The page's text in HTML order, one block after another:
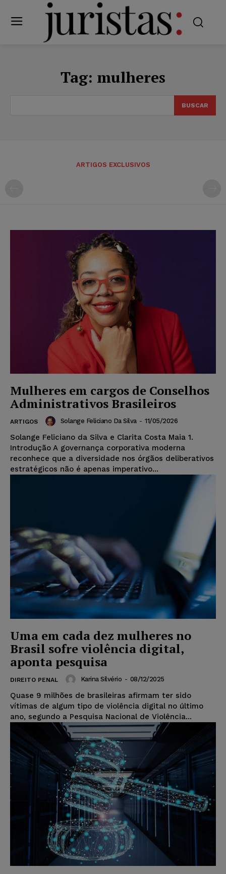
Tag: mulheres
BUSCAR
ARTIGOS EXCLUSIVOS
Mulheres em cargos de Conselhos
Administrativos Brasileiros
ARTIGOS Solange Feliciano Da Silva - 11/05/2026
Solange Feliciano da Silva e Clarita Costa Maia 1.
Introdução A governança corporativa moderna
reconhece que a diversidade nos órgãos deliberativos
estratégicos não é apenas imperativo...
Uma em cada dez mulheres no
Brasil sofre violência digital,
aponta pesquisa
DIREITO PENAL Karina Silvério - 08/12/2025
Quase 9 milhões de brasileiras afirmam ter sido
vítimas de algum tipo de violência digital no último
ano, segundo a Pesquisa Nacional de Violência...